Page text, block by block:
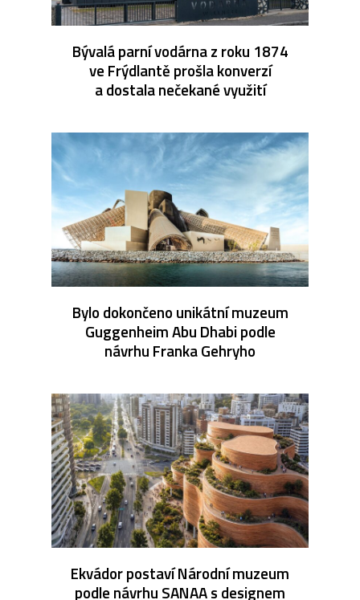
Bývalá parní vodárna z roku 1874
ve Frýdlantě prošla konverzí
a dostala nečekané využití
Bylo dokončeno unikátní muzeum
Guggenheim Abu Dhabi podle
návrhu Franka Gehryho
Ekvádor postaví Národní muzeum
podle návrhu SANAA s designem